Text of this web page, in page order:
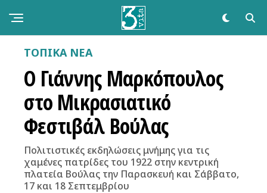
ΤΟΠΙΚΑ ΝΕΑ
Ο Γιάννης Μαρκόπουλος
στο Μικρασιατικό
Φεστιβάλ Βούλας
Πολιτιστικές εκδηλώσεις μνήμης για τις
χαμένες πατρίδες του 1922 στην κεντρική
πλατεία Βούλας την Παρασκευή και Σάββατο,
17 και 18 Σεπτεμβρίου